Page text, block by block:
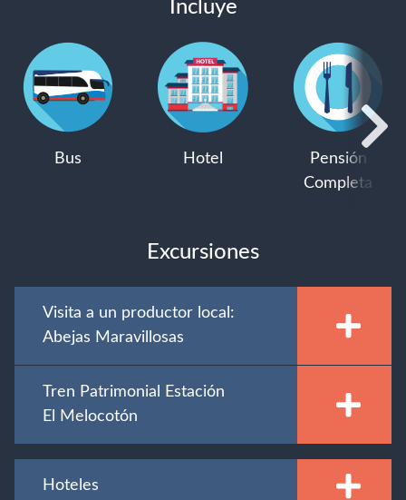
Incluye
Bus Hotel
Pensión
Completa
Excursiones
Visita a un productor local:
Abejas Maravillosas
Tren Patrimonial Estación
El Melocotón
Hoteles